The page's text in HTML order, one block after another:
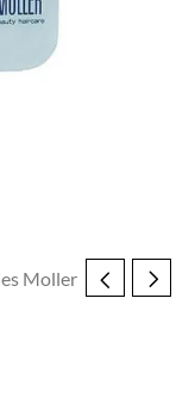
Moller